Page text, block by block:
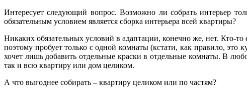
Интересует следующий вопрос. Возможно ли собрать интерьер
обязательным условием является сборка интерьера всей квартиры?
Никаких обязательных условий в адаптации, конечно же, нет. Кто-
поэтому пробует только с одной комнаты (кстати, как правило, это
хочет лишь добавить отдельные краски в отдельные комнаты. В
так и всю квартиру или дом целиком.
А что выгоднее собирать – квартиру целиком или по частям?